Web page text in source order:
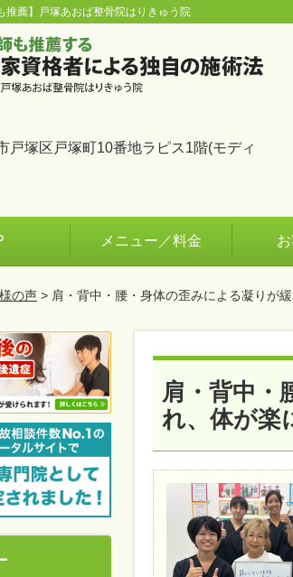
推薦】戸塚あおば整骨院はりきゅう院
戸塚区戸塚町10番地ラピス1階(モディ
メニュー／料金
の声> 肩・背中・腰・身体の歪みによる凝りが
肩・背中・
れ、体が楽